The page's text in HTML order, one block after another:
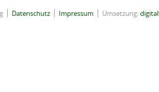
Datenschutz Impressum Umsetzung: